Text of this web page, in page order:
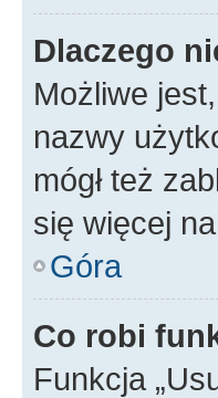
Dlaczego
Możliwe
nazwy
mógł też
się więcej
Góra
Co robi
Funkcja